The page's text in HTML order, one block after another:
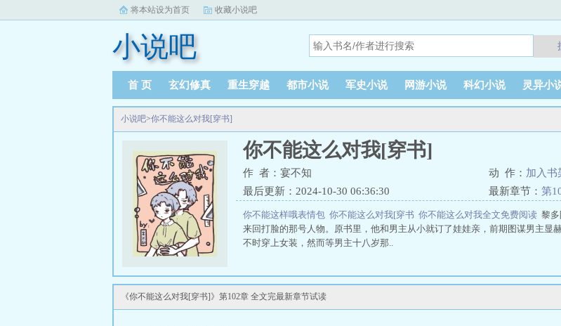
将本站设为首页 收藏小说吧
小说吧
首 页 玄幻修真 重生穿越 都市小说 军史小说 网游小说 科幻小说 灵异小
小说吧>你不能这么对我[穿书]
你不能这么对我[穿书]
作 者：宴不知 动 作： 加入书
最后更新：2024-10-30 06:36:30
最新章节： 第
你不能这样哦表情包 你不能这么对我[穿书 你不能这么对我全文免费阅读 黎
来回打脸的那号人物。原书里，他和男主从小就订了娃娃亲，前期图谋男主显
不时穿上女装，然而等男主十八岁那..
《你不能这么对我[穿书]》第102章 全文完最新章节试读